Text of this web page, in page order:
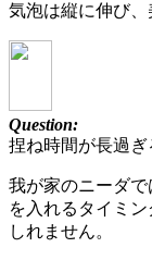
気泡は縦に伸び、
Question:
捏ね時間が長過ぎ
我が家のニーダ
を入れるタイミ
しれません。